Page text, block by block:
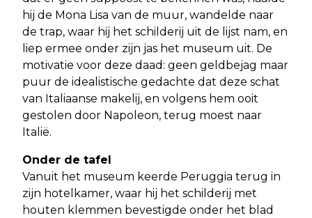
hij de Mona Lisa van de muur, wandelde naar
de trap, waar hij het schilderij uit de lijst nam, en
liep ermee onder zijn jas het museum uit. De
motivatie voor deze daad: geen geldbejag maar
puur de idealistische gedachte dat deze schat
van Italiaanse makelij, en volgens hem ooit
gestolen door Napoleon, terug moest naar
Italië.
Onder de tafel
Vanuit het museum keerde Peruggia terug in
zijn hotelkamer, waar hij het schilderij met
houten klemmen bevestigde onder het blad